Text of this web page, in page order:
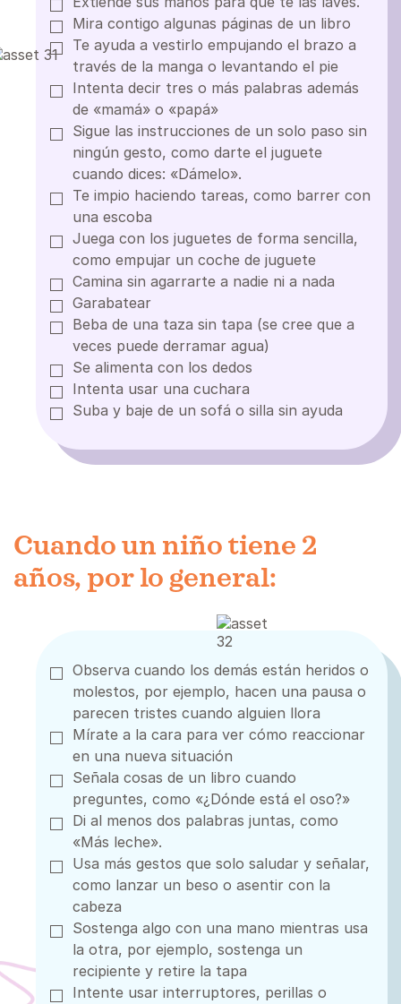
Mira contigo algunas páginas de un libro
Te ayuda a vestirlo empujando el brazo a
través de la manga o levantando el pie
Intenta decir tres o más palabras además
de «mamá» o «papá»
Sigue las instrucciones de un solo paso sin
ningún gesto, como darte el juguete
cuando dices: «Dámelo».
Te impio haciendo tareas, como barrer con
una escoba
Juega con los juguetes de forma sencilla,
como empujar un coche de juguete
Camina sin agarrarte a nadie ni a nada
Garabatear
Beba de una taza sin tapa (se cree que a
veces puede derramar agua)
Se alimenta con los dedos
Intenta usar una cuchara
Suba y baje de un sofá o silla sin ayuda
Cuando un niño tiene 2
años, por lo general:
Observa cuando los demás están heridos o
molestos, por ejemplo, hacen una pausa o
parecen tristes cuando alguien llora
Mírate a la cara para ver cómo reaccionar
en una nueva situación
Señala cosas de un libro cuando
preguntes, como «¿Dónde está el oso?»
Di al menos dos palabras juntas, como
«Más leche».
Usa más gestos que solo saludar y señalar,
como lanzar un beso o asentir con la
cabeza
Sostenga algo con una mano mientras usa
la otra, por ejemplo, sostenga un
recipiente y retire la tapa
Intente usar interruptores, perillas o